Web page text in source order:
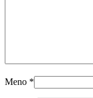
Meno *